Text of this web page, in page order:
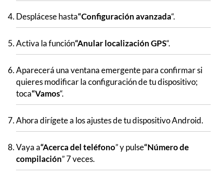
Desplácese hasta“Configuración avanzada“.
Activa la función“Anular localización GPS“.
Aparecerá una ventana emergente para confirmar si
quieres modificar la configuración de tu dispositivo;
toca“Vamos“.
Ahora dirígete a los ajustes de tu dispositivo Android.
Vaya a“Acerca del teléfono” y pulse“Número de
compilación” 7 veces.